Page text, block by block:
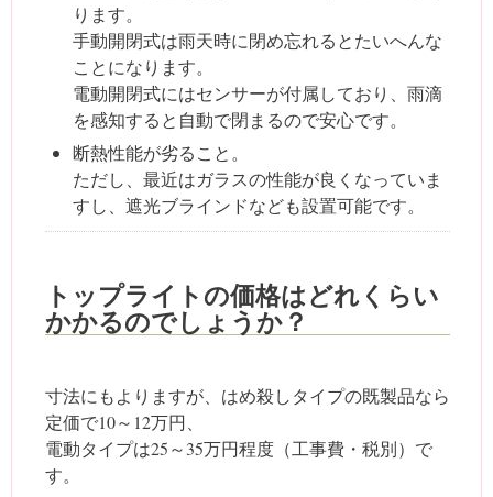
ります。
手動開閉式は雨天時に閉め忘れるとたいへんな
ことになります。
電動開閉式にはセンサーが付属しており、雨滴
を感知すると自動で閉まるので安心です。
断熱性能が劣ること。
ただし、最近はガラスの性能が良くなっていま
すし、遮光ブラインドなども設置可能です。
トップライトの価格はどれくらい
かかるのでしょうか？
寸法にもよりますが、はめ殺しタイプの既製品なら
定価で10～12万円、
電動タイプは25～35万円程度（工事費・税別）で
す。